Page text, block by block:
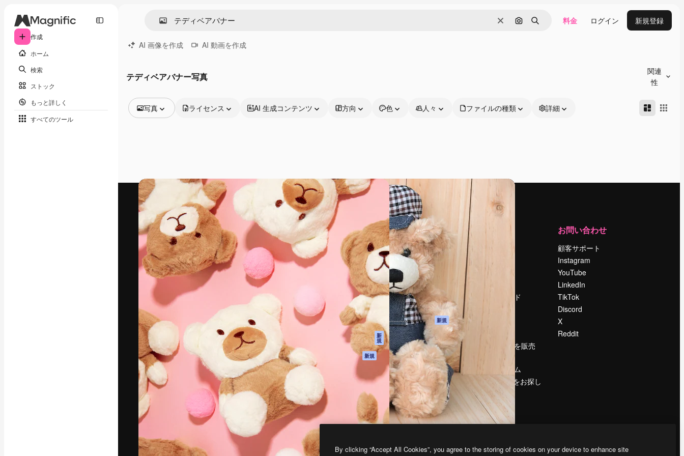
作成
ホーム
検索
ストック
もっと詳しく
すべてのツール
消去 画像で検索
検索 料金 ログイン 新規登録
AI 画像を作成 AI 動画を作成
テディベアバナー写真
関連
性
写真
動画
映像素材
モーショングラフィックス
動画テンプレート
アイコン
3D モデル
フォント
ライセンス AI 生成コンテンツ 方向 色 人々 ファイルの種類 詳細
最高のクリエイティブ制作を導くためのプラ
ットフォーム。クリエイター、企業、代理
店、スタジオを含む100万人以上が利用して
います。
日本語
製品
Spaces
AI アシスタント
AI 画像生成ツール
AI 動画生成ツール
AI 音声合成ツール
ストックコンテン
ツ
Claude/ChatGPT
向けMCP
新
規
エージェント 新規
モバイルアプリ
すべてのMagnificツ
ール
はじめに
Academy
ドキュメント
サポート
利用規約
プライバシーポリ
シー
オリジナル
新規
クッキーポリシー
トラストセンター
アフィリエイト
法人向け
料金
検索トレンド
イベント
コンテンツを販売
プレスルーム
magnific.aiをお探し
ですか？
お問い合わせ
顧客サポート
Instagram
YouTube
LinkedIn
TikTok
Discord
X
Reddit
2026Freepik Company S.L.U.無断複写・転載を禁じます
By clicking “Accept All Cookies”, you agree to the storing of cookies on your device to enhance site